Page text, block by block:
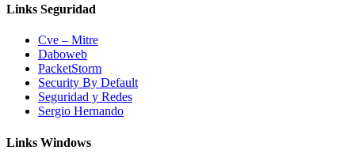
Links Seguridad
Cve – Mitre
Daboweb
PacketStorm
Security By Default
Seguridad y Redes
Sergio Hernando
Links Windows